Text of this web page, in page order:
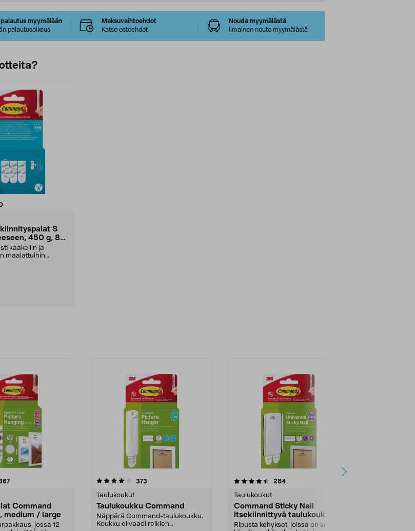
palautus myymälään
palautusoikeus
Maksuvaihtoehdot
Katso ostoehdot
Nouda myymälästä
Ilmainen nouto myymälästä
arvostelut
S
450 g, 8
kaakeliin ja
maalattuihin
arvostelut
Command
medium / large
jossa 12
viidestä
373
Taulukoukut
Taulukoukku Command
Näppärä Command-taulukoukku.
Koukku ei vaadi reikien
4.5 viidestä
284arvostelut
Taulukoukut
Command Sticky Nail
Itsekiinnittyvä taulukoukku,
3,6 kg
Ripusta kehykset, joissa on vaijeri,
4.0 viidestä